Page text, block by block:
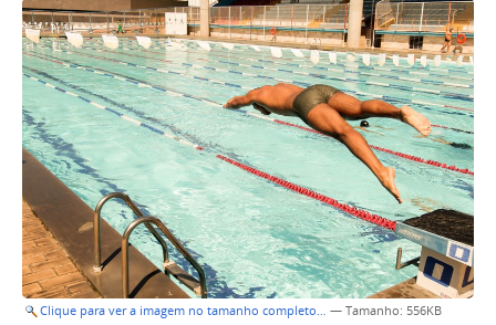
Clique para ver a imagem no tamanho completo… — Tamanho: 556KB